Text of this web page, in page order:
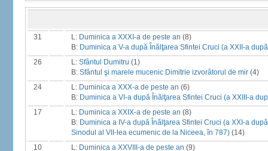
31 L: Duminica a XXXI-a de peste an (8)
B: Duminica a V-a după Înălţarea Sfintei Cruci (a XXII-a
26
L: Sfântul Dumitru (1)
B: Sfântul şi marele mucenic Dimitrie izvorâtorul de mir (4)
24
L: Duminica a XXX-a de peste an (6)
B: Duminica a VI-a după Înălţarea Sfintei Cruci (a XXIII-a
17
L: Duminica a XXIX-a de peste an (8)
B: Duminica a IV-a după Înălţarea Sfintei Cruci (a XXI-a
Sinodul al VII-lea ecumenic de la Niceea, în 787) (14)
10
L: Duminica a XXVIII-a de peste an (9)